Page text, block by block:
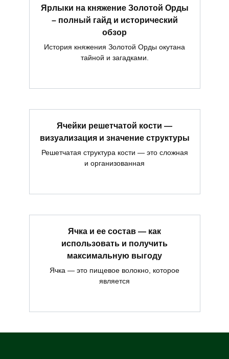
Ярлыки на княжение Золотой Орды
– полный гайд и исторический
обзор
История княжения Золотой Орды окутана
тайной и загадками.
Ячейки решетчатой кости —
визуализация и значение структуры
Решетчатая структура кости — это сложная
и организованная
Ячка и ее состав — как
использовать и получить
максимальную выгоду
Ячка — это пищевое волокно, которое
является